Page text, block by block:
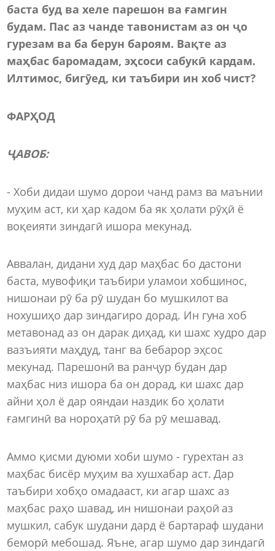
баста буд ва хеле парешон ва ғамгин
будам. Пас аз чанде тавонистам аз он ҷо
гурезам ва ба берун бароям. Вақте аз
маҳбас баромадам, эҳсоси сабукӣ кардам.
Илтимос, бигӯед, ки таъбири ин хоб чист?
ФАРҲОД
ҶАВОБ:
- Хоби дидаи шумо дорои чанд рамз ва маънии
муҳим аст, ки ҳар кадом ба як ҳолати рӯҳӣ ё
воқеияти зиндагӣ ишора мекунад.
Аввалан, дидани худ дар маҳбас бо дастони
баста, мувофиқи таъбири уламои хобшинос,
нишонаи рӯ ба рӯ шудан бо мушкилот ва
нохушиҳо дар зиндагиро дорад. Ин гуна хоб
метавонад аз он дарак диҳад, ки шахс худро дар
вазъияти маҳдуд, танг ва бебарор эҳсос
мекунад. Парешонӣ ва ранҷур будан дар
маҳбас низ ишора ба он дорад, ки шахс дар
айни ҳол ё дар ояндаи наздик бо ҳолати
ғамгинӣ ва нороҳатӣ рӯ ба рӯ мешавад.
Аммо қисми дуюми хоби шумо - гурехтан аз
маҳбас бисёр муҳим ва хушхабар аст. Дар
таъбири хобҳо омадааст, ки агар шахс аз
маҳбас раҳо шавад, ин нишонаи раҳоӣ аз
мушкил, сабук шудани дард ё бартараф шудани
беморӣ мебошад. Яъне, агар шумо дар зиндагӣ